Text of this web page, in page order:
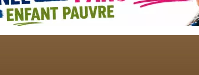
30 personnes viennent de faire un don pour
12 nouvelles musiques dans Torah-Box Music